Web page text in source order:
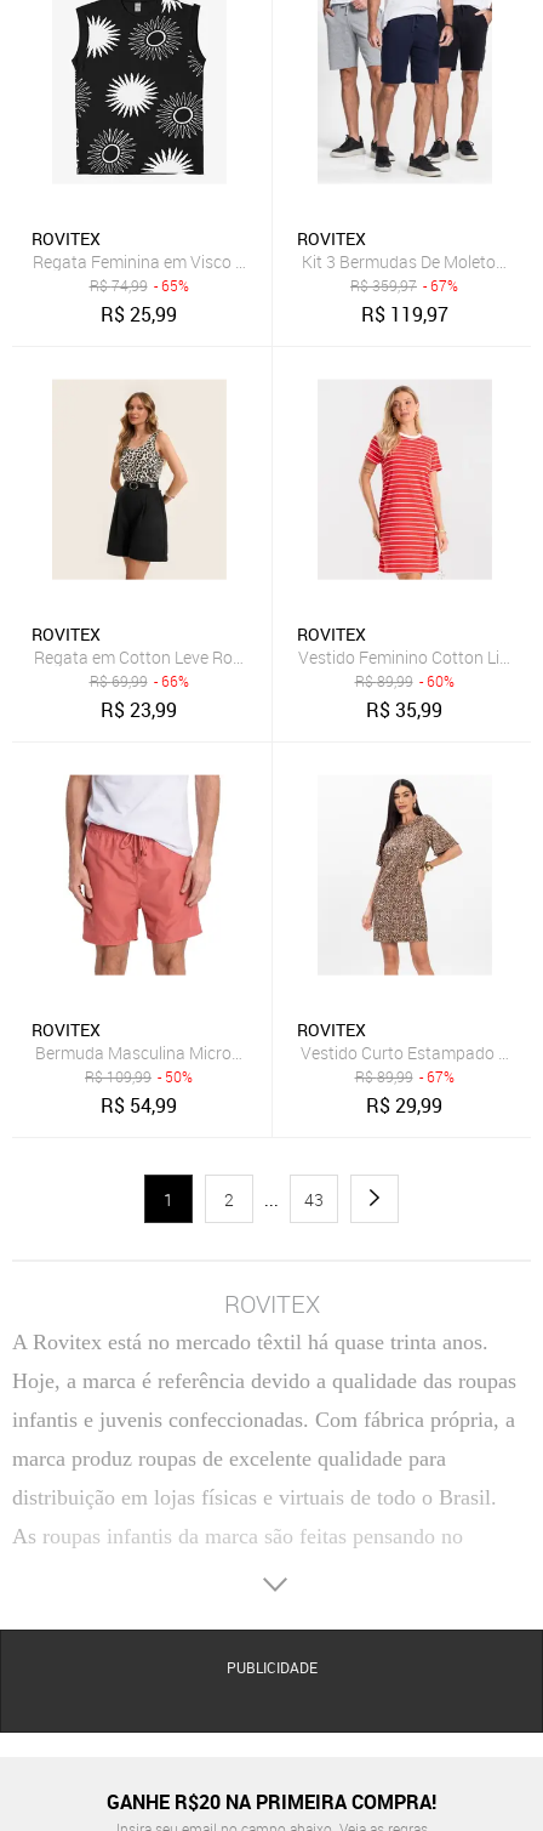
ROVITEX
Regata Feminina em Visco Maquinetada Rovitex Preto
R$74,99 - 65%
R$25,99
ROVITEX
Kit 3 Bermudas De Moletom
R$359,97 - 67%
R$ 119,97
ROVITEX
Regata em Cotton Leve Rovitex Bege
R$69,99 - 66%
R$23,99
ROVITEX
Vestido Feminino Cotton
R$89,99 - 60%
R$35,99
ROVITEX
Bermuda Masculina Microfibra Rovitex Laranja
R$109,99 - 50%
R$ 54,99
ROVITEX
Vestido Curto Estampado
R$89,99 - 67%
R$29,99
1 2 ... 43
ROVITEX
A Rovitex está no mercado têxtil há quase trinta anos.
Hoje, a marca é referência devido a qualidade das roupas
infantis e juvenis confeccionadas. Com fábrica própria, a
marca produz roupas de excelente qualidade para
distribuição em lojas físicas e virtuais de todo o Brasil.
As roupas infantis da marca são feitas pensando no
conforto e qualidade de vida das crianças. São sempre
Todas as roupas infantis são produzidas em todos os
cortes masculinos são produzidos com tamanhos entre 10
PUBLICIDADE
GANHE R$20 NA PRIMEIRA COMPRA!